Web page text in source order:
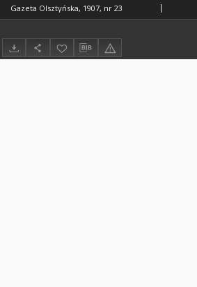
Gazeta Olsztyńska, 1907, nr 23